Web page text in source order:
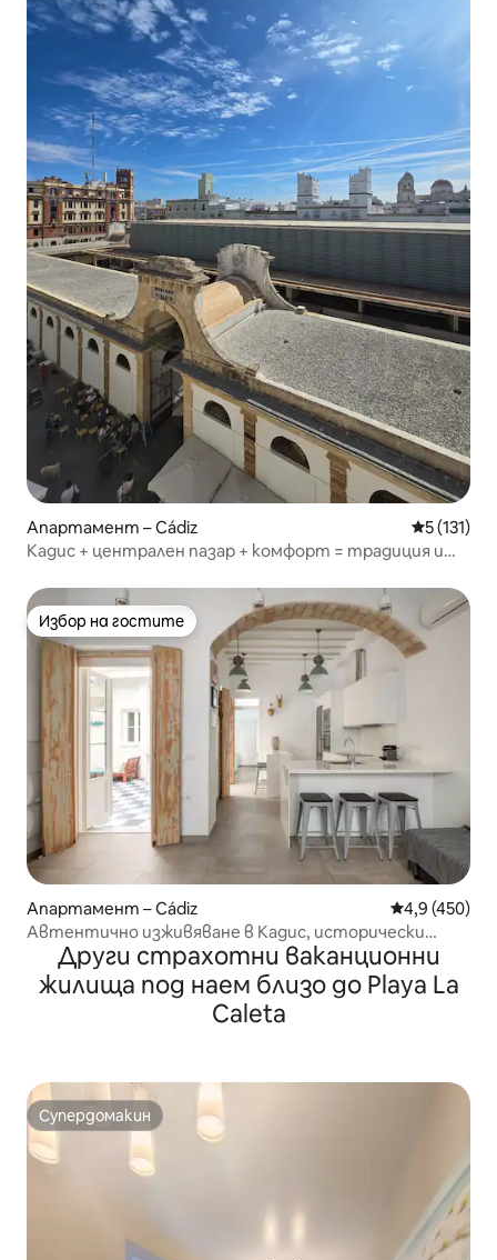
Апартамент – Cádiz Средна
5 (131)
Кадис + централен пазар + комфорт = традиция и
Избор на гостите
Избор на гостите
Апартамент – Cádiz Средна
4,9 (450)
Автентично изживяване в Кадис, исторически
център
Други страхотни ваканционни
жилища под наем близо до Playa La
Caleta
Супердомакин
Супердомакин